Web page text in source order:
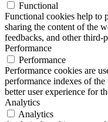
Functional
Functional cookies help to
sharing the content of the
feedbacks, and other third-
Performance
Performance
Performance cookies are
performance indexes of
better user experience for
Analytics
Analytics